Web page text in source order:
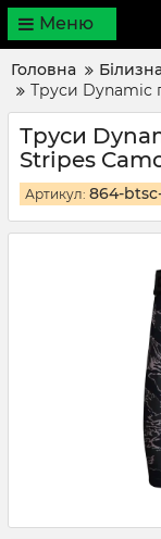
Меню
Головна
Труси Dynamic
Труси
Stripes
Артикул: 864-